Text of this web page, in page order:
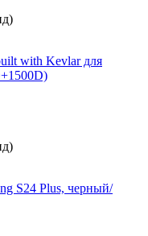
with Kevlar для
S24 Plus, черный/